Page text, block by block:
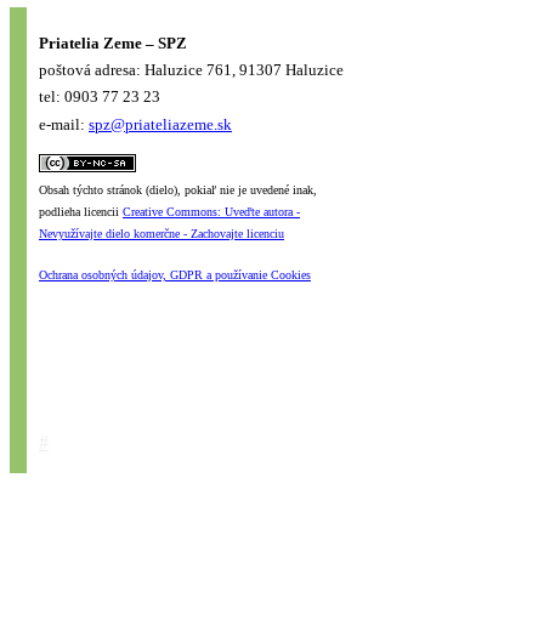
Priatelia Zeme – SPZ
poštová adresa: Haluzice 761, 91307 Haluzice
tel: 0903 77 23 23
e-mail: spz@priateliazeme.sk
Obsah týchto stránok (dielo), pokiaľ nie je uvedené inak,
podlieha licencii Creative Commons: Uveďte autora -
Nevyužívajte dielo komerčne - Zachovajte licenciu
Ochrana osobných údajov, GDPR a používanie Cookies